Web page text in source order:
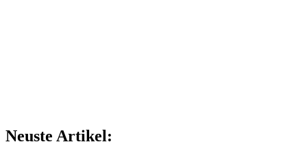
Neuste Artikel: